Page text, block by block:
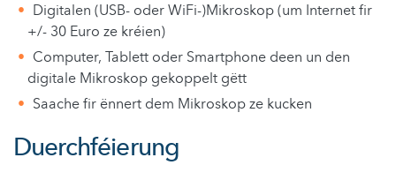
Digitalen (USB- oder WiFi-)Mikroskop (um Internet fir
+/- 30 Euro ze kréien)
Computer, Tablett oder Smartphone deen un den
digitale Mikroskop gekoppelt gëtt
Saache fir ënnert dem Mikroskop ze kucken
Duerchféierung